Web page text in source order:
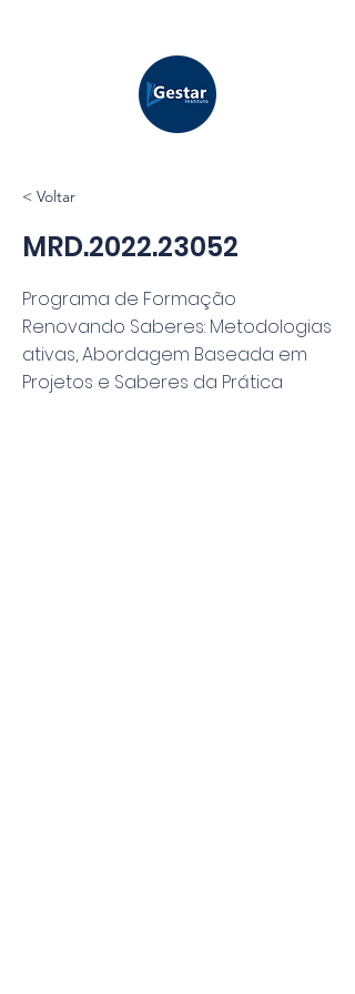
< Voltar
MRD.2022.23052
Programa de Formação
Renovando Saberes: Metodologias
ativas, Abordagem Baseada em
Projetos e Saberes da Prática